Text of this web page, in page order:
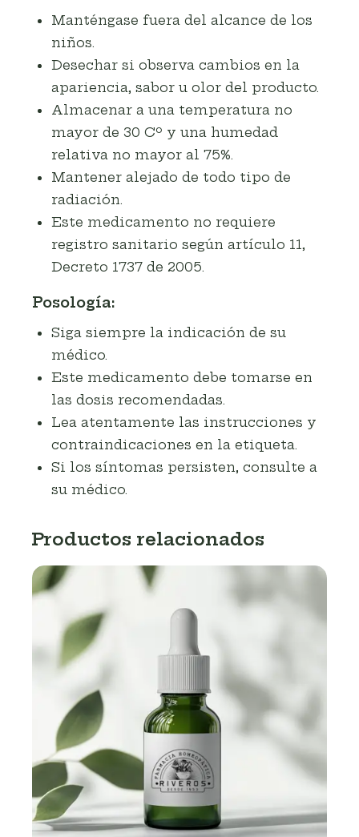
Manténgase fuera del alcance de los
niños.
Desechar si observa cambios en la
apariencia, sabor u olor del producto.
Almacenar a una temperatura no
mayor de 30 Cº y una humedad
relativa no mayor al 75%.
Mantener alejado de todo tipo de
radiación.
Este medicamento no requiere
registro sanitario según artículo 11,
Decreto 1737 de 2005.
Posología:
Siga siempre la indicación de su
médico.
Este medicamento debe tomarse en
las dosis recomendadas.
Lea atentamente las instrucciones y
contraindicaciones en la etiqueta.
Si los síntomas persisten, consulte a
su médico.
Productos relacionados